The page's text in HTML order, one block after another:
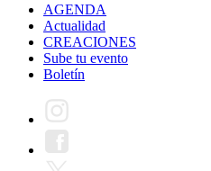
AGENDA
Actualidad
CREACIONES
Sube tu evento
Boletín